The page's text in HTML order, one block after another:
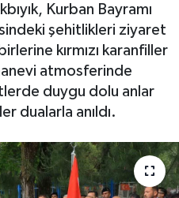
Kurban Bayramı
şehitlikleri ziyaret
kırmızı karanfiller
atmosferinde
duygu dolu anlar
dualarla anıldı.